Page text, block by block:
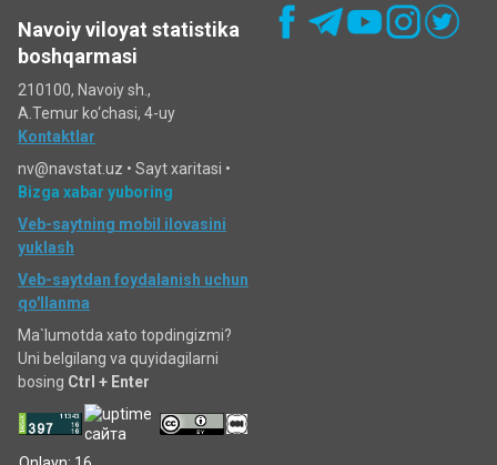
Navoiy viloyat statistika
boshqarmasi
210100, Navoiy sh.,
A.Temur ko‘chаsi, 4-uy
Kontaktlar
nv@navstat.uz • Sayt xaritasi •
Bizga xabar yuboring
Veb-saytning mobil ilovasini
yuklash
Veb-saytdan foydalanish uchun
qo'llanma
Ma`lumotda xato topdingizmi?
Uni belgilang va quyidagilarni
bosing Ctrl + Enter